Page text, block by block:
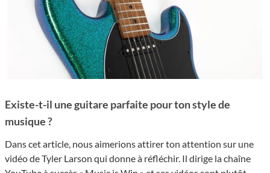
Existe-t-il une guitare parfaite pour ton style de
musique ?
Dans cet article, nous aimerions attirer ton attention sur une
vidéo de Tyler Larson qui donne à réfléchir. Il dirige la chaîne